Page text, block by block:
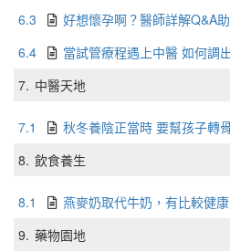
6.3
好想懷孕啊？醫師詳解Q&A
6.4
當試管療程遇上中醫 如何調
7. 中醫天地
7.1
秋冬養陰正當時 要幫孩子轉
8. 飲食養生
8.1
燕麥奶取代牛奶，有比較健
9. 藥物園地